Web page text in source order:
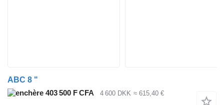
ABC 8 "
403 500 F CFA
4 600 DKK ≈ 615,40 €